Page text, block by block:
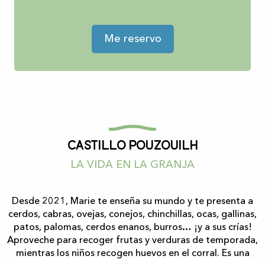
Me reservo
Castillo Pouzouilh
LA VIDA EN LA GRANJA
Desde 2021, Marie te enseña su mundo y te presenta a
cerdos, cabras, ovejas, conejos, chinchillas, ocas, gallinas,
patos, palomas, cerdos enanos, burros… ¡y a sus crías!
Aproveche para recoger frutas y verduras de temporada,
mientras los niños recogen huevos en el corral. Es una